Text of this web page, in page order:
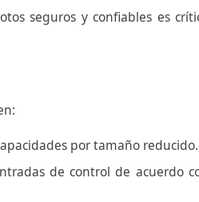
seguros y confiables es
por tamaño reducido.
de control de acuerdo